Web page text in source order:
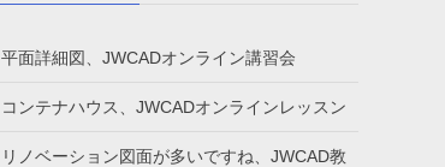
平面詳細図、JWCADオンライン講習会
コンテナハウス、JWCADオンラインレッスン
リノベーション図面が多いですね、JWCAD教